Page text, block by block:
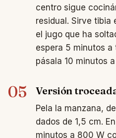
centro sigue
residual. Sirve tibia
el jugo que ha
espera 5 minutos
pásala 10 minutos
05 Versión
Pela la manzana,
dados de 1,5 cm.
minutos a 800 W